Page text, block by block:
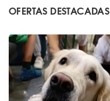
OFERTAS DESTACADAS